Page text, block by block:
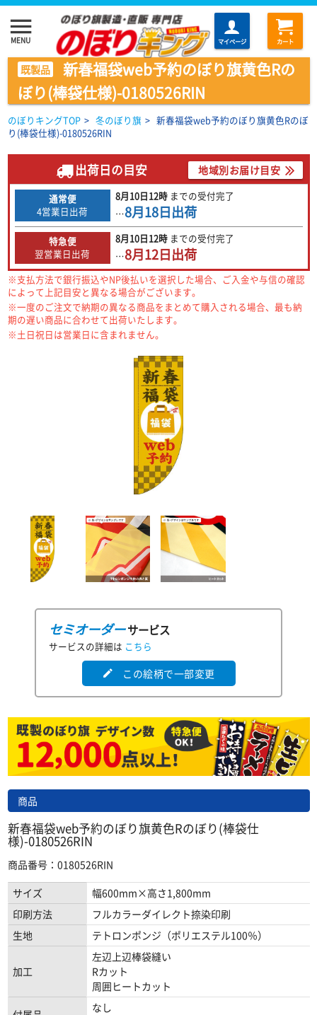
menu
MENU マイページ カート
既製品
新春福袋web予約のぼり旗黄色Rの
ぼり(棒袋仕様)-0180526RIN
のぼりキングTOP > 冬のぼり旗 > 新春福袋web予約のぼり旗黄色Rのぼ
り(棒袋仕様)-0180526RIN
出荷日の目安 地域別お届け目安
通常便
4営業日出荷
8月10日12時 までの受付完了
…8月18日出荷
特急便
翌営業日出荷
8月10日12時 までの受付完了
…8月12日出荷
※支払方法で銀行振込やNP後払いを選択した場合、ご入金や与信の確認
によって上記目安と異なる場合がございます。
※一度のご注文で納期の異なる商品をまとめて購入される場合、最も納
期の遅い商品に合わせて出荷いたします。
※土日祝日は営業日に含まれません。
セミオーダーサービス
サービスの詳細は こちら
edit この絵柄で一部変更
商品
新春福袋web予約のぼり旗黄色Rのぼり(棒袋仕
様)-0180526RIN
商品番号：0180526RIN
サイズ
幅600mm×高さ1,800mm
印刷方法
フルカラーダイレクト捺染印刷
生地
テトロンポンジ（ポリエステル100％）
加工
左辺上辺棒袋縫い
Rカット
周囲ヒートカット
なし